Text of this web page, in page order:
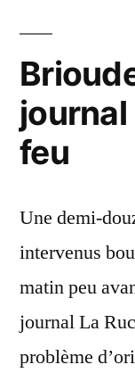
journal
feu
Une demi-
intervenus
matin peu
journal La
problème